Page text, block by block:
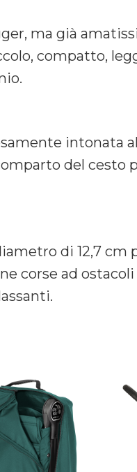
ma già
compatto,
intonata
del cesto
di 12,7 cm
corse ad